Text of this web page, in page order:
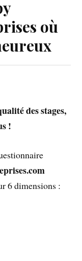
où
des stages,
!
6 dimensions :